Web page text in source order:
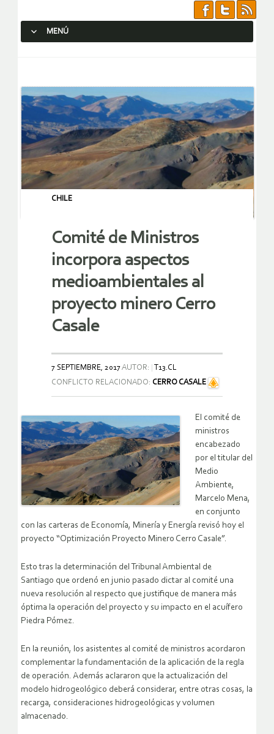
MENÚ
CHILE
Comité de Ministros
incorpora aspectos
medioambientales al
proyecto minero Cerro
Casale
7 SEPTIEMBRE, 2017AUTOR:
T13.CL
CONFLICTO RELACIONADO: CERRO CASALE
El comité de
ministros
encabezado
por el titular del
Medio
Ambiente,
Marcelo Mena,
en conjunto
con las carteras de Economía, Minería y Energía revisó hoy el
proyecto “Optimización Proyecto Minero Cerro Casale”.
Esto tras la determinación del Tribunal Ambiental de
Santiago que ordenó en junio pasado dictar al comité una
nueva resolución al respecto que justifique de manera más
óptima la operación del proyecto y su impacto en el acuífero
Piedra Pómez.
En la reunión, los asistentes al comité de ministros acordaron
complementar la fundamentación de la aplicación de la regla
de operación. Además aclararon que la actualización del
modelo hidrogeológico deberá considerar, entre otras cosas, la
recarga, consideraciones hidrogeológicas y volumen
almacenado.